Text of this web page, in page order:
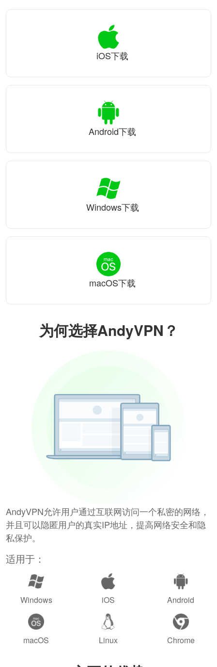
为何选择AndyVPN？
AndyVPN允许用户通过互联网访问一个私密的网络，
并且可以隐匿用户的真实IP地址，提高网络安全和隐
私保护。
适用于：
Windows iOS Android
macOS Linux Chrome
iOS下载
Android下载
Windows下载
macOS下载